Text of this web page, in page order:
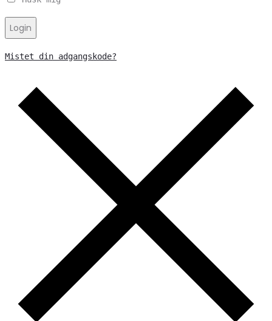
Login
Mistet din adgangskode?